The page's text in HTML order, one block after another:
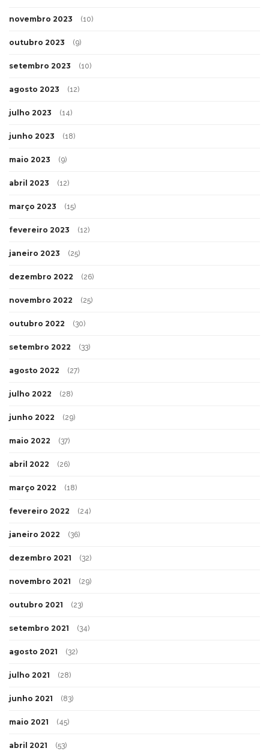
novembro 2023 (10)
outubro 2023 (9)
setembro 2023 (10)
agosto 2023 (12)
julho 2023 (14)
junho 2023 (18)
maio 2023 (9)
abril 2023 (12)
março 2023 (15)
fevereiro 2023 (12)
janeiro 2023 (25)
dezembro 2022 (26)
novembro 2022 (25)
outubro 2022 (30)
setembro 2022 (33)
agosto 2022 (27)
julho 2022 (28)
junho 2022 (29)
maio 2022 (37)
abril 2022 (26)
março 2022 (18)
fevereiro 2022 (24)
janeiro 2022 (36)
dezembro 2021 (32)
novembro 2021 (29)
outubro 2021 (23)
setembro 2021 (34)
agosto 2021 (32)
julho 2021 (28)
junho 2021 (83)
maio 2021 (45)
abril 2021 (53)